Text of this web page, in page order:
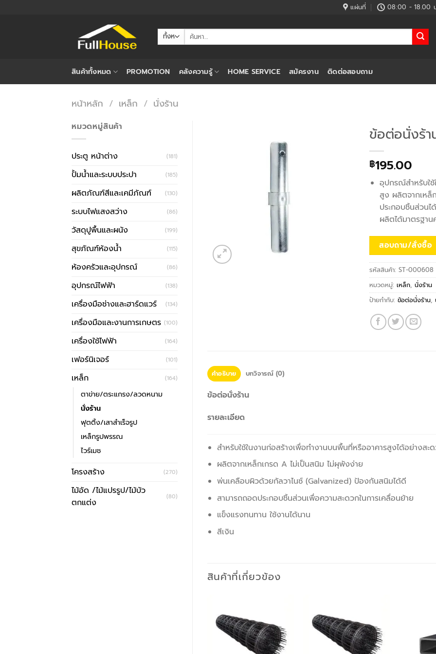
แผ่นที่ 08:00 - 18.00
ค้นหา:
สินค้าทั้งหมด PROMOTION คลังความรู้ HOME SERVICE สมัครงาน ติดต่อสอบถาม
หน้าหลัก / เหล็ก / นั่งร้าน
หมวดหมู่สินค้า
ประตู หน้าต่าง (181)
ปั้มน้ำและระบบประปา (185)
ผลิตภัณฑ์สีและเคมีภัณฑ์ (130)
ระบบไฟแสงสว่าง (86)
วัสดุปูพื้นและผนัง (199)
สุขภัณฑ์ห้องน้ำ (115)
ห้องครัวและอุปกรณ์ (86)
อุปกรณ์ไฟฟ้า (138)
เครื่องมือช่างและฮาร์ดแวร์ (134)
เครื่องมือและงานการเกษตร (100)
เครื่องใช้ไฟฟ้า (164)
เฟอร์นิเจอร์ (101)
เหล็ก (164)
ตาข่าย/ตระแกรง/ลวดหนาม
นั่งร้าน
ฟุตติ้ง/เสาสำเร็จรูป
เหล็กรูปพรรณ
ไวร์เมช
โครงสร้าง (270)
ไม้อัด /ไม้แปรรูป/ไม้บัว
ตกแต่ง
(80)
ข้อต่อนั่งร้า
฿195.00
อุปกรณ์สำหรับใ
สูง ผลิตจากเหล็
ประกอบชิ้นส่วนไ
ผลิตได้มาตรฐา
สอบถาม/สั่งซื้อ
รหัสสินค้า:ST-000608
หมวดหมู่:เหล็ก,นั่งร้าน
ป้ายกำกับ:ข้อต่อนั่งร้าน,
คำอธิบาย บทวิจารณ์ (0)
ข้อต่อนั่งร้าน
รายละเอียด
สำหรับใช้ในงานก่อสร้างเพื่อทำงานบนพื้นที่หรืออาคารสูงได้อย่างส
ผลิตจากเหล็กเกรด A ไม่เป็นสนิม ไม่ผุพังง่าย
พ่นเคลือบผิวด้วยกัลวาไนซ์ (Galvanized) ป้องกันสนิมได้ดี
สามารถถอดประกอบชิ้นส่วนเพื่อความสะดวกในการเคลื่อนย้าย
แข็งแรงทนทาน ใช้งานได้นาน
สีเงิน
สินค้าที่เกี่ยวข้อง